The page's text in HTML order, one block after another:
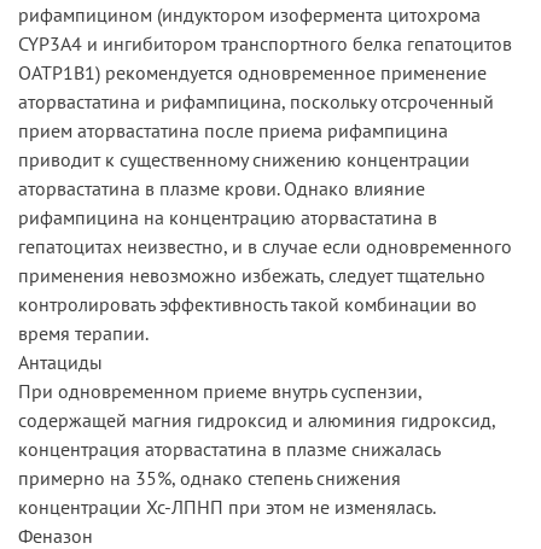
рифампицином (индуктором изофермента цитохрома
CYP3A4 и ингибитором транспортного белка гепатоцитов
ОАТР1В1) рекомендуется одновременное применение
аторвастатина и рифампицина, поскольку отсроченный
прием аторвастатина после приема рифампицина
приводит к существенному снижению концентрации
аторвастатина в плазме крови. Однако влияние
рифампицина на концентрацию аторвастатина в
гепатоцитах неизвестно, и в случае если одновременного
применения невозможно избежать, следует тщательно
контролировать эффективность такой комбинации во
время терапии.
Антациды
При одновременном приеме внутрь суспензии,
содержащей магния гидроксид и алюминия гидроксид,
концентрация аторвастатина в плазме снижалась
примерно на 35%, однако степень снижения
концентрации Хс-ЛПНП при этом не изменялась.
Феназон